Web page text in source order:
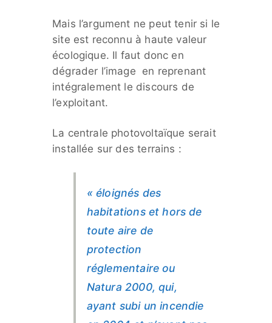
Mais l’argument ne peut tenir si le
site est reconnu à haute valeur
écologique. Il faut donc en
dégrader l’image en reprenant
intégralement le discours de
l’exploitant.
La centrale photovoltaïque serait
installée sur des terrains :
« éloignés des
habitations et hors de
toute aire de
protection
réglementaire ou
Natura 2000, qui,
ayant subi un incendie